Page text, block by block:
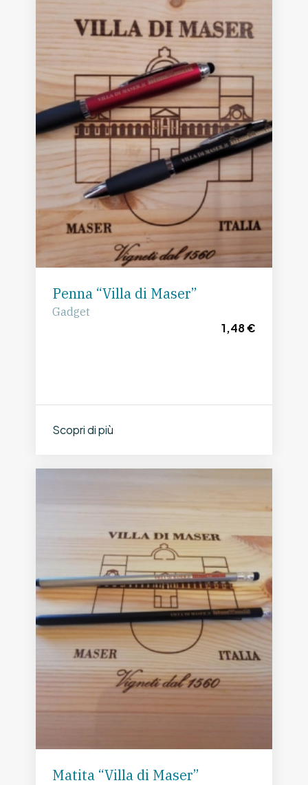
Penna “Villa di Maser”
Gadget
1,48 €
Scopri di più
Matita “Villa di Maser”